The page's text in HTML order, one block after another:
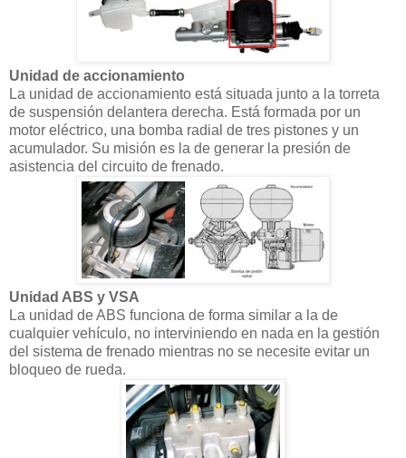
Unidad de accionamiento
La unidad de accionamiento está situada junto a la torreta
de suspensión delantera derecha. Está formada por un
motor eléctrico, una bomba radial de tres pistones y un
acumulador. Su misión es la de generar la presión de
asistencia del circuito de frenado.
Unidad ABS y VSA
La unidad de ABS funciona de forma similar a la de
cualquier vehículo, no interviniendo en nada en la gestión
del sistema de frenado mientras no se necesite evitar un
bloqueo de rueda.